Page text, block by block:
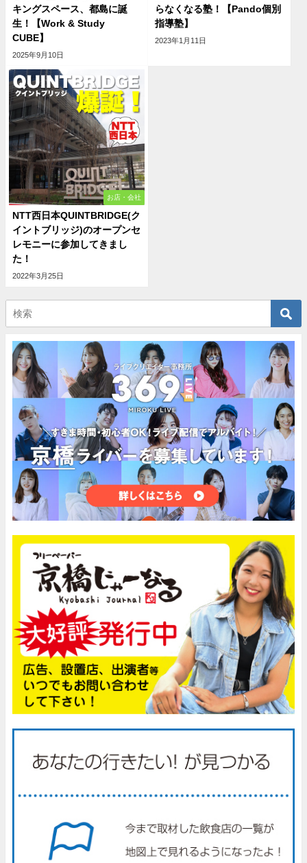
キングスペース、都島に誕
生！【Work & Study
CUBE】
2025年9月10日
らなくなる塾！【Pando個別
指導塾】
2023年1月11日
お店・会社
NTT西日本QUINTBRIDGE(ク
イントブリッジ)のオープンセ
レモニーに参加してきまし
た！
2022年3月25日